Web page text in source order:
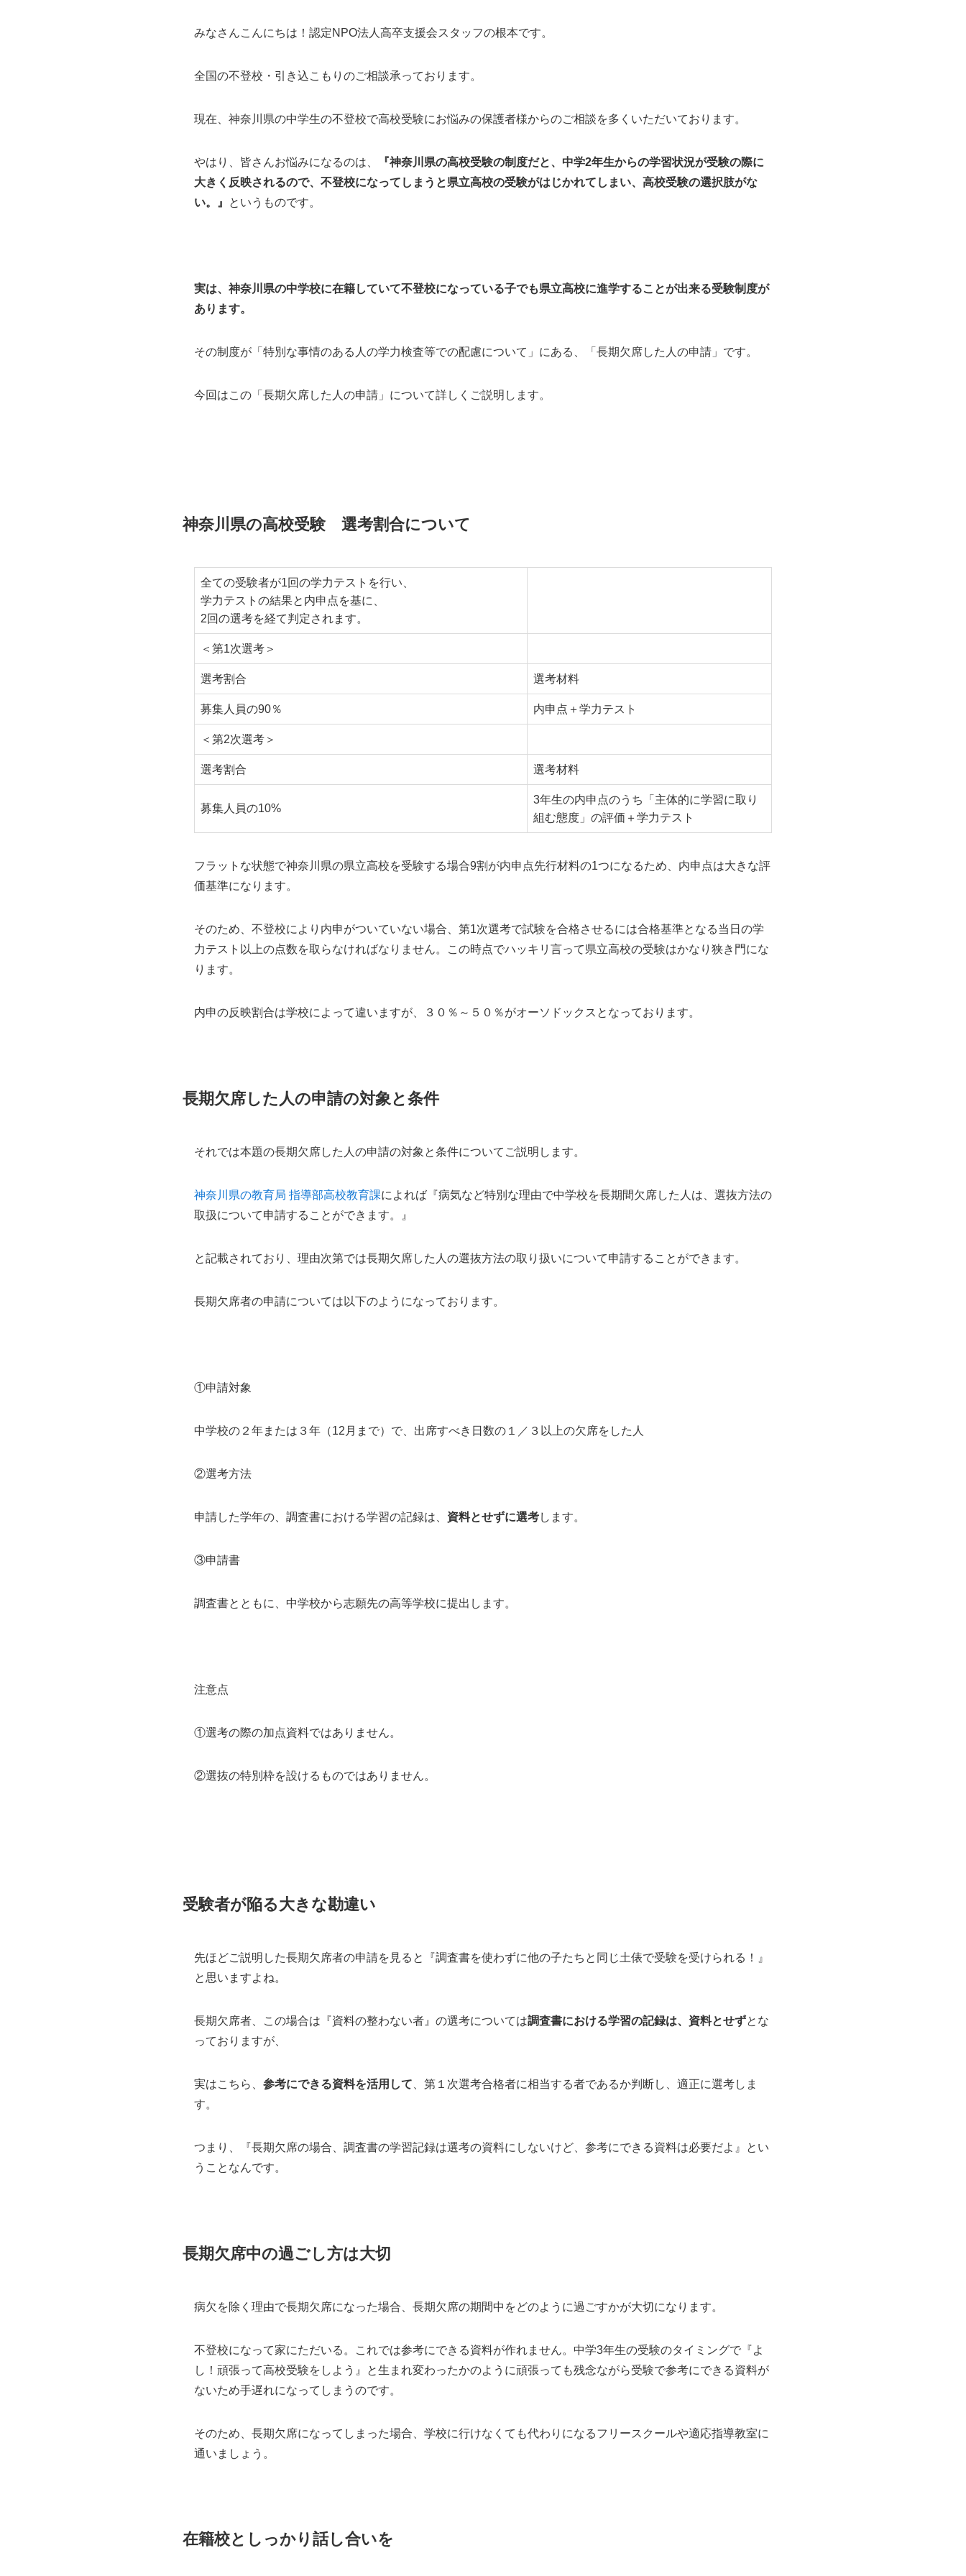
みなさんこんにちは！認定NPO法人高卒支援会スタッフの根本です。
全国の不登校・引き込こもりのご相談承っております。
現在、神奈川県の中学生の不登校で高校受験にお悩みの保護者様からのご相談を多くいただいております。
やはり、皆さんお悩みになるのは、
『神奈川県の高校受験の制度だと、中学2年生からの学習状況が受験の際に
大きく反映されるので、不登校になってしまうと県立高校の受験がはじかれてしまい、高校受験の選択肢がな
い。』
というものです。
実は、神奈川県の中学校に在籍していて不登校になっている子でも県立高校に進学することが出来る受験制度が
あります。
その制度が「特別な事情のある人の学力検査等での配慮について」にある、「長期欠席した人の申請」です。
今回はこの「長期欠席した人の申請」について詳しくご説明します。
神奈川県の高校受験 選考割合について
全ての受験者が1回の学力テストを行い、
学力テストの結果と内申点を基に、
2回の選考を経て判定されます。
＜第1次選考＞
選考割合 選考材料
募集人員の90％ 内申点＋学力テスト
＜第2次選考＞
選考割合 選考材料
募集人員の10%
3年生の内申点のうち「主体的に学習に取り
組む態度」の評価＋学力テスト
フラットな状態で神奈川県の県立高校を受験する場合9割が内申点先行材料の1つになるため、内申点は大きな評
価基準になります。
そのため、不登校により内申がついていない場合、第1次選考で試験を合格させるには合格基準となる当日の学
力テスト以上の点数を取らなければなりません。この時点でハッキリ言って県立高校の受験はかなり狭き門にな
ります。
内申の反映割合は学校によって違いますが、３０％～５０％がオーソドックスとなっております。
長期欠席した人の申請の対象と条件
それでは本題の長期欠席した人の申請の対象と条件についてご説明します。
神奈川県の教育局 指導部高校教育課によれば『病気など特別な理由で中学校を長期間欠席した人は、選抜方法の
取扱について申請することができます。』
と記載されており、理由次第では長期欠席した人の選抜方法の取り扱いについて申請することができます。
長期欠席者の申請については以下のようになっております。
①申請対象
中学校の２年または３年（12月まで）で、出席すべき日数の１／３以上の欠席をした人
②選考方法
申請した学年の、調査書における学習の記録は、 資料とせずに選考します。
③申請書
調査書とともに、中学校から志願先の高等学校に提出します。
注意点
①選考の際の加点資料ではありません。
②選抜の特別枠を設けるものではありません。
受験者が陥る大きな勘違い
先ほどご説明した長期欠席者の申請を見ると『調査書を使わずに他の子たちと同じ土俵で受験を受けられる！』
と思いますよね。
長期欠席者、この場合は『資料の整わない者』の選考については調査書における学習の記録は、資料とせずとな
っておりますが、
実はこちら、 参考にできる資料を活用して 、第１次選考合格者に相当する者であるか判断し、適正に選考しま
す。
つまり、『長期欠席の場合、調査書の学習記録は選考の資料にしないけど、参考にできる資料は必要だよ』とい
うことなんです。
長期欠席中の過ごし方は大切
病欠を除く理由で長期欠席になった場合、長期欠席の期間中をどのように過ごすかが大切になります。
不登校になって家にただいる。これでは参考にできる資料が作れません。中学3年生の受験のタイミングで『よ
し！頑張って高校受験をしよう』と生まれ変わったかのように頑張っても残念ながら受験で参考にできる資料が
ないため手遅れになってしまうのです。
そのため、長期欠席になってしまった場合、学校に行けなくても代わりになるフリースクールや適応指導教室に
通いましょう。
在籍校としっかり話し合いを